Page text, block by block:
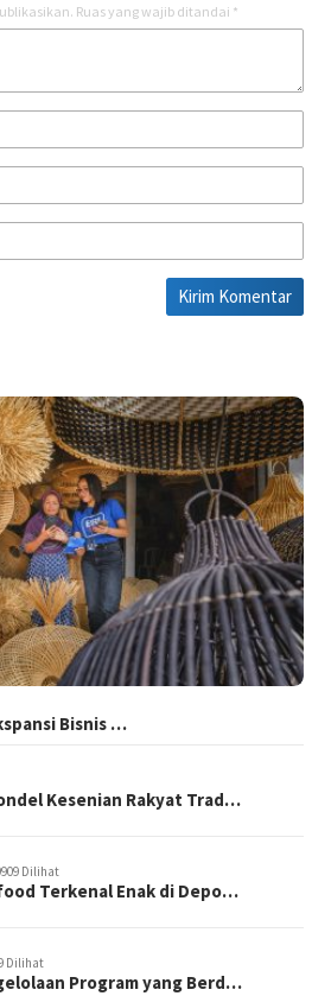
Ruas yang wajib ditandai *
Bisnis …
Kesenian Rakyat Trad…
Dilihat
Terkenal Enak di Depo…
Dilihat
Program yang Berd…